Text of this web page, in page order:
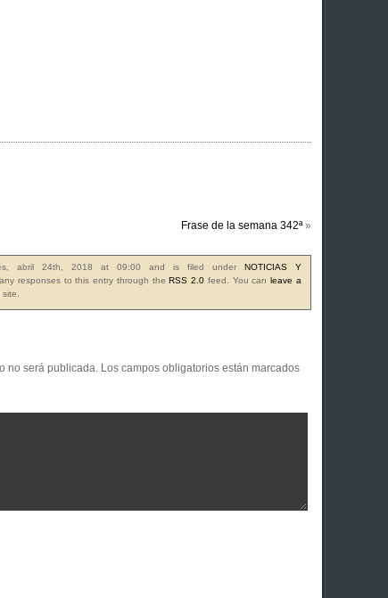
Frase de la semana 342ª»
abril 24th, 2018 at 09:00 and is filed under NOTICIAS Y
any responses to this entry through theRSS 2.0 feed. You canleave a
no será publicada. Los campos obligatorios están marcados